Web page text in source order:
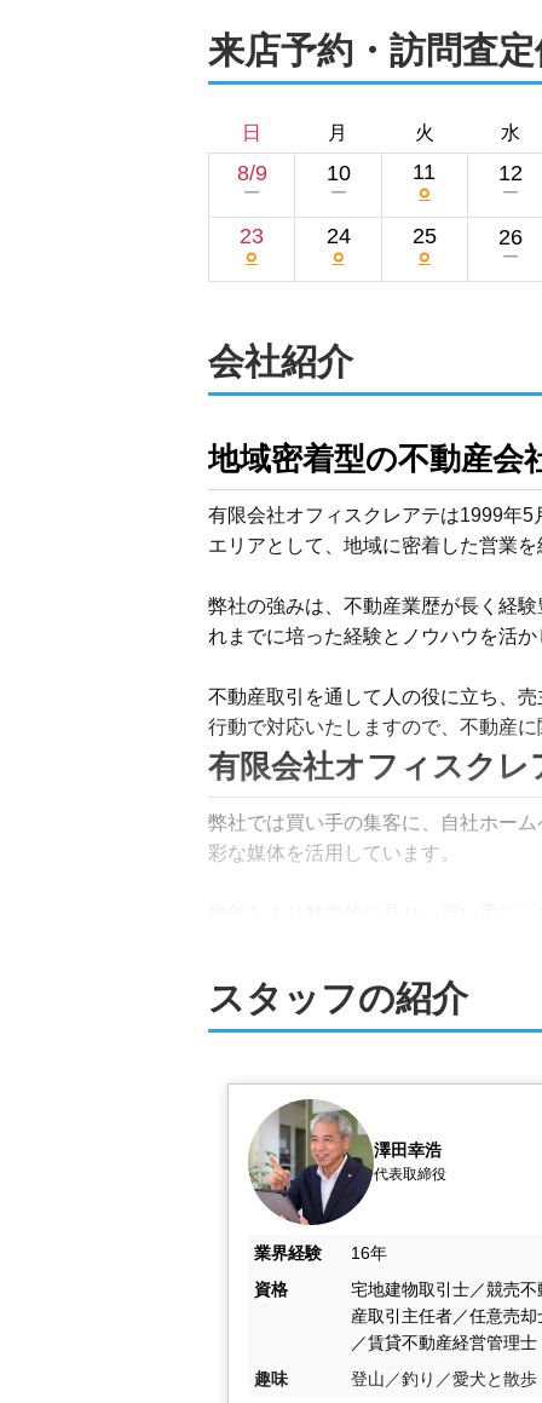
来店予約・訪問査
日 月 火 水
8/9
ー
10
ー
11
○
12
ー
23
○
24
○
25
○
26
ー
会社紹介
地域密着型の不動産会
有限会社オフィスクレアテは1999年
エリアとして、地域に密着した営業
弊社の強みは、不動産業歴が長く経
れまでに培った経験とノウハウを活
不動産取引を通して人の役に立ち、
行動で対応いたしますので、不動産
有限会社オフィスク
弊社では買い手の集客に、自社ホー
彩な媒体を活用しています。
そのほか、購入の可能性が高い地域
の大切な不動産の売却成功を目指しま
弊社では、仲介だけでなく買取やリ
ど、売主様のご都合に合わせた売却
また、田んぼなどの農地や山林、市
や建物の解体にも対応可能。住み替
そのほか、不用品処分や引越し業者
数ご用意しておりますので、必要の
不動産売却は、有限
スタッフの紹介
澤田幸浩
代表取締役
業界経験
16年
資格
宅地建物取引士／競売不
産取引主任者／任意売却
／賃貸不動産経営管理士
趣味
登山／釣り／愛犬と散歩